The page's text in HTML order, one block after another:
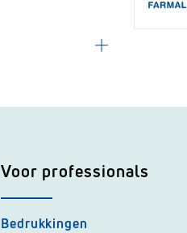
Voor professionals
Bedrukkingen